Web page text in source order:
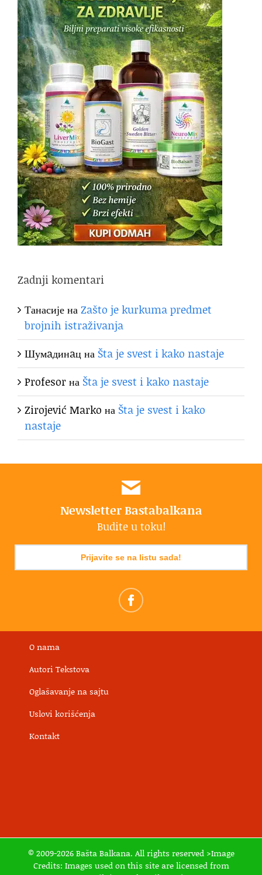
Zadnji komentari
ТанасијенаZašto je kurkuma predmet
brojnih istraživanja
Шумaдинaцна Šta je svest i kako nastaje
Profesorна Šta je svest i kako nastaje
Zirojević Marko на Šta je svest i kako
nastaje
Newsletter Bastabalkana
Budite u toku!
Prijavite se na listu sada!
O nama
Autori Tekstova
Oglašavanje na sajtu
Uslovi korišćenja
Kontakt
© 2009-2026 Bašta Balkana. All rights reserved >Image
Credits: Images used on this site are licensed from